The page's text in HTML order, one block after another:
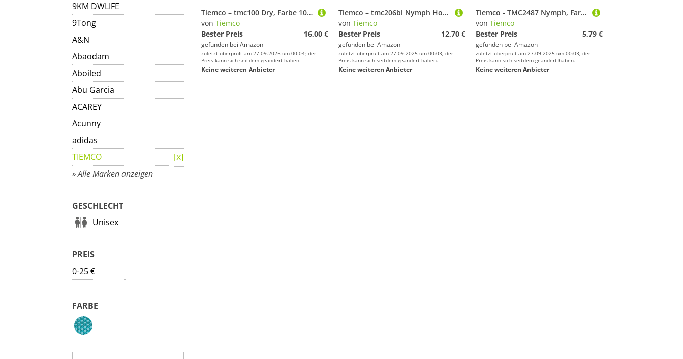
9KM DWLIFE
9Tong
A&N
Abaodam
Aboiled
Abu Garcia
ACAREY
Acunny
adidas
TIEMCO
» Alle Marken anzeigen
GESCHLECHT
Unisex
PREIS
0-25 €
FARBE
Tiemco – tmc100 Dry, Farbe 100 PCS, Größe N 18
von Tiemco
Bester Preis
16,00 €
gefunden bei Amazon
zuletzt überprüft am 27.09.2025 um 00:04; der
Preis kann sich seitdem geändert haben.
Keine weiteren Anbieter
Tiemco – tmc206bl Nymph Hooks, 20 PCS, Gr. 20
von Tiemco
Bester Preis
12,70 €
gefunden bei Amazon
zuletzt überprüft am 27.09.2025 um 00:03; der
Preis kann sich seitdem geändert haben.
Keine weiteren Anbieter
Tiemco - TMC2487 Nymph, Farbe 20 Stück, Größe N 16
von Tiemco
Bester Preis
5,79 €
gefunden bei Amazon
zuletzt überprüft am 27.09.2025 um 00:03; der
Preis kann sich seitdem geändert haben.
Keine weiteren Anbieter